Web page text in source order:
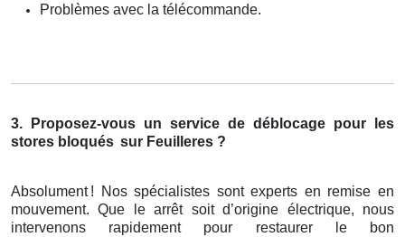
Problèmes avec la télécommande.
3. Proposez-vous un service de déblocage pour les
stores bloqués sur Feuilleres ?
Absolument ! Nos spécialistes sont experts en remise en
mouvement. Que le arrêt soit d’origine électrique, nous
intervenons rapidement pour restaurer le bon